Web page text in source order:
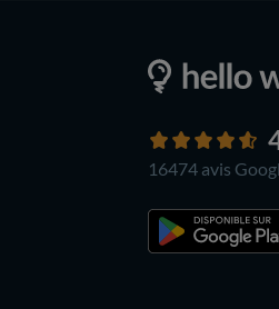
16474 avis